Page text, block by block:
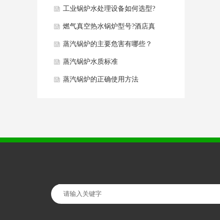
同点分析
工业锅炉水处理设备如何选型?
燃气真空热水锅炉型号?酒店真
空热水锅炉如何选型？
蒸汽锅炉的主要危害有哪些？
蒸汽锅炉水质标准
蒸汽锅炉的正确使用方法